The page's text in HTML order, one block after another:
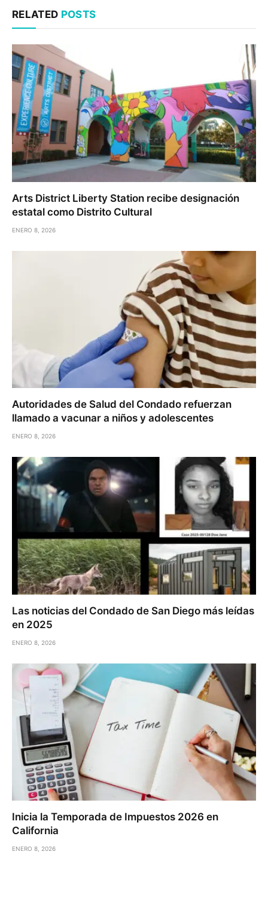
RELATED POSTS
Arts District Liberty Station recibe designación
estatal como Distrito Cultural
ENERO 8, 2026
Autoridades de Salud del Condado refuerzan
llamado a vacunar a niños y adolescentes
ENERO 8, 2026
Las noticias del Condado de San Diego más leídas
en 2025
ENERO 8, 2026
Inicia la Temporada de Impuestos 2026 en
California
ENERO 8, 2026